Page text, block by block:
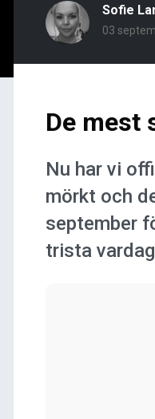
Sofie
03
De mest
Nu har vi
mörkt och
september
trista